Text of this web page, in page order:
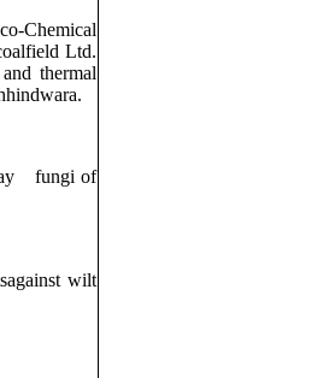
Chemical
Ltd.
thermal
fungi of
wilt